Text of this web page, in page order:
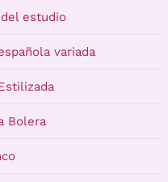
estudio
variada
Bolera